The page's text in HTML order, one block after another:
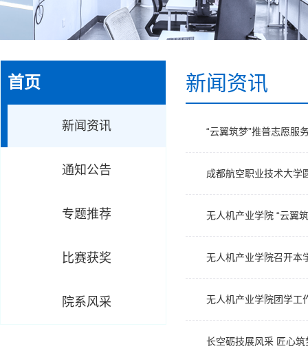
首页
新闻资讯
通知公告
专题推荐
比赛获奖
院系风采
新闻资讯
“云翼筑梦”推普志愿服
成都航空职业技术大学
无人机产业学院 “云翼
无人机产业学院召开本
无人机产业学院团学工
长空砺技展风采 匠心